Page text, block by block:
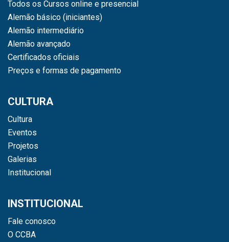
Todos os Cursos online e presencial
Alemão básico (iniciantes)
Alemão intermediário
Alemão avançado
Certificados oficiais
Preços e formas de pagamento
CULTURA
Cultura
Eventos
Projetos
Galerias
Institucional
INSTITUCIONAL
Fale conosco
O CCBA